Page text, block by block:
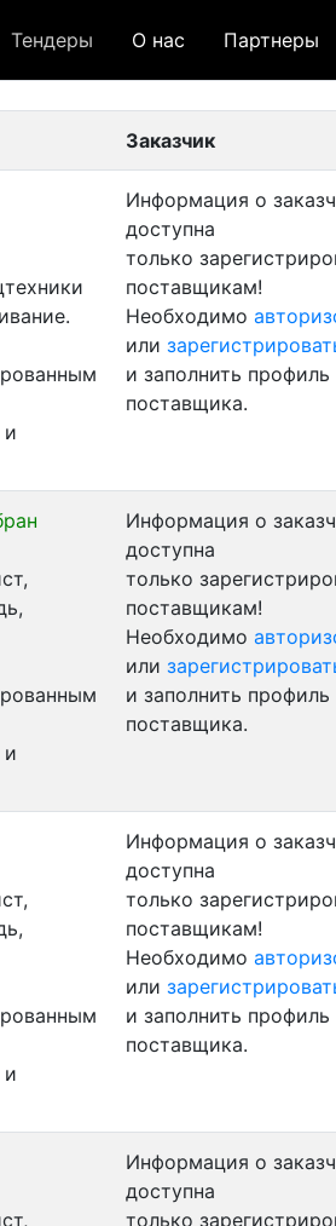
Тендеры О нас Партнеры
Заказчик
и
Информация о
доступна
только
поставщикам!
Необходимо
или
и заполнить профиль
поставщика.
и
Информация о
доступна
только
поставщикам!
Необходимо
или
и заполнить профиль
поставщика.
и
Информация о
доступна
только
поставщикам!
Необходимо
или
и заполнить профиль
поставщика.
Информация о
доступна
только